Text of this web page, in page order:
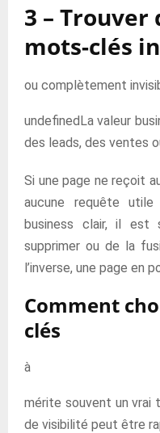
3 – Trouver
mots-clés
ou complètement
undefinedLa valeur
des leads, des ventes
Si une page ne reçoit
aucune requête
business clair, il est
supprimer ou de la
l’inverse, une page en
Comment
clés
à
mérite souvent un vrai
de visibilité peut être